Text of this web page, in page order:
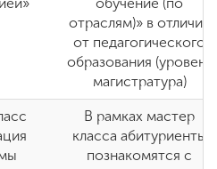
отраслям)» в отличие
от педагогического
образования (уровень
магистратура)
В рамках мастер
класса абитуриенты
познакомятся с